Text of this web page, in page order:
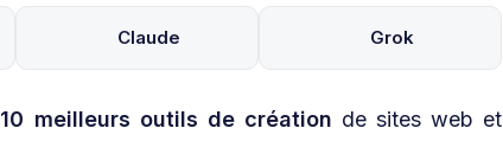
Claude Grok
10 meilleurs outils de création de sites web et